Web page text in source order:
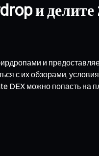
и делите
и
с их обзорами,
DEX можно попасть